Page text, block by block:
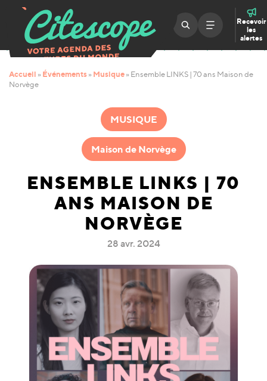
Recevoir
les
alertes
Accueil » Événements » Musique » Ensemble LINKS | 70 ans Maison de
Norvège
MUSIQUE
Maison de Norvège
ENSEMBLE LINKS | 70
ANS MAISON DE
NORVÈGE
28 avr. 2024